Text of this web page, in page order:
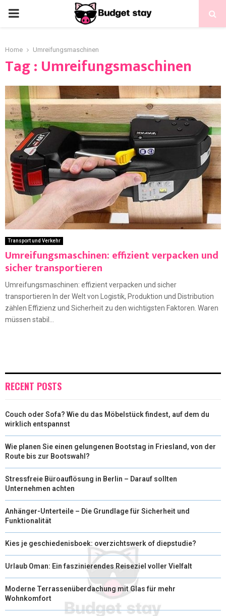
Home Umreifungsmaschinen
Tag : Umreifungsmaschinen
Transport und Verkehr
Umreifungsmaschinen: effizient verpacken und
sicher transportieren
Umreifungsmaschinen: effizient verpacken und sicher
transportieren In der Welt von Logistik, Produktion und Distribution
zählen Effizienz und Sicherheit zu den wichtigsten Faktoren. Waren
müssen stabil...
RECENT POSTS
Couch oder Sofa? Wie du das Möbelstück findest, auf dem du
wirklich entspannst
Wie planen Sie einen gelungenen Bootstag in Friesland, von der
Route bis zur Bootswahl?
Stressfreie Büroauflösung in Berlin – Darauf sollten
Unternehmen achten
Anhänger-Unterteile – Die Grundlage für Sicherheit und
Funktionalität
Kies je geschiedenisboek: overzichtswerk of diepstudie?
Urlaub Oman: Ein faszinierendes Reiseziel voller Vielfalt
Moderne Terrassenüberdachung mit Glas für mehr
Wohnkomfort